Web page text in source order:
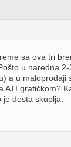
sa ova tri
u naredna
a u maloprodaji
ATI grafičkom?
dosta skuplja.